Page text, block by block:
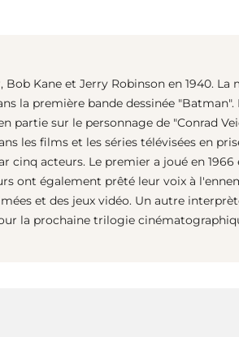
Kane et Jerry Robinson en 1940. La
la première bande dessinée "Batman".
partie sur le personnage de "Conrad
les films et les séries télévisées en
cinq acteurs. Le premier a joué en 1966
ont également prêté leur voix à
et des jeux vidéo. Un autre
la prochaine trilogie